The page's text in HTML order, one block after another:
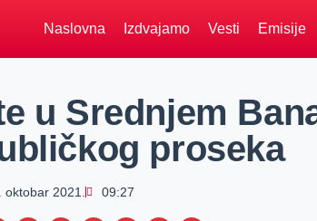
Naslovna Izdvajamo Vesti Emisije
u Srednjem
proseka
oktobar 2021. 09:27